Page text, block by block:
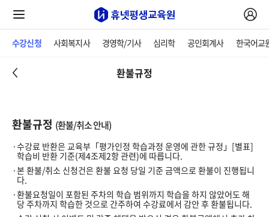
수강신청 사회복지사 경영학/기사 심리학 공인회계사 한국어교
환불규정
환불규정 (환불/취소 안내)
수강료 반환은 교육부「평가인정 학습과정 운영에 관한 규정」[별표]
학습비 반환 기준(제4조제2항 관련)에 따릅니다.
본 환불/취소 신청건은 환불 요청 당일 기준 금액으로 환불이 진행됩니
다.
환불요청일이 포함된 주차의 학습 범위까지 학습을 하지 않았어도 해
당 주차까지 학습한 것으로 간주하여 수강료에서 감안 후 환불됩니다.